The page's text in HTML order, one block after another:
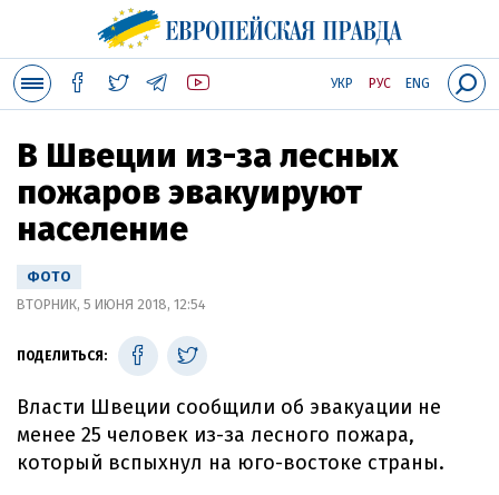
УКР РУС ENG
В Швеции из-за лесных
пожаров эвакуируют
население
ФОТО
ВТОРНИК, 5 ИЮНЯ 2018, 12:54
ПОДЕЛИТЬСЯ:
Власти Швеции сообщили об эвакуации не
менее 25 человек из-за лесного пожара,
который вспыхнул на юго-востоке страны.